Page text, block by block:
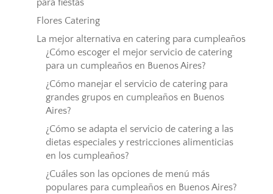
para fiestas
Flores Catering
La mejor alternativa en catering para cumpleaños
¿Cómo escoger el mejor servicio de catering
para un cumpleaños en Buenos Aires?
¿Cómo manejar el servicio de catering para
grandes grupos en cumpleaños en Buenos
Aires?
¿Cómo se adapta el servicio de catering a las
dietas especiales y restricciones alimenticias
en los cumpleaños?
¿Cuáles son las opciones de menú más
populares para cumpleaños en Buenos Aires?